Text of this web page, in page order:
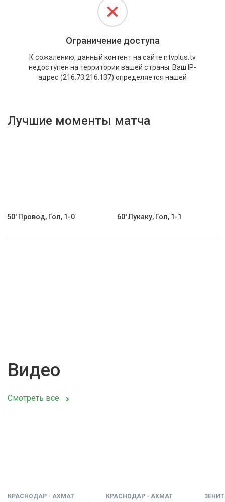
Лучшие моменты матча
50' Провод, Гол, 1-0 60' Лукаку, Гол, 1-1
Видео
Смотреть всё
КРАСНОДАР - АХМАТ КРАСНОДАР - АХМАТ